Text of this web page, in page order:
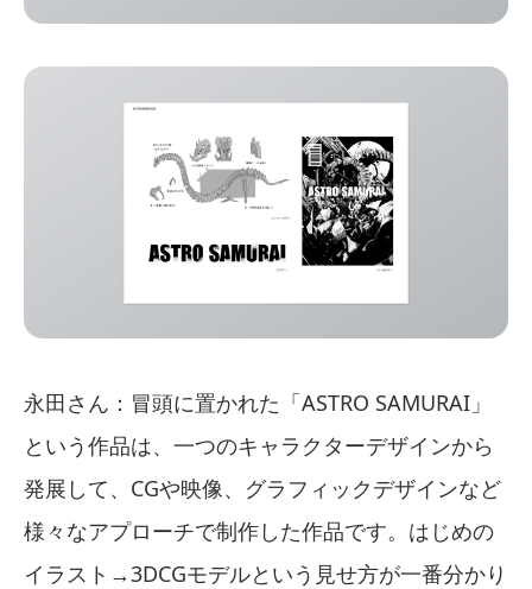
永田さん：冒頭に置かれた「ASTRO SAMURAI」
という作品は、一つのキャラクターデザインから
発展して、CGや映像、グラフィックデザインなど
様々なアプローチで制作した作品です。はじめの
イラスト→3DCGモデルという見せ方が一番分かり